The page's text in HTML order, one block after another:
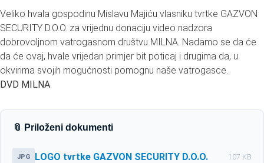
Veliko hvala gospodinu Mislavu Majiću vlasniku tvrtke GAZVON
SECURITY D.O.O. za vrijednu donaciju video nadzora
dobrovoljnom vatrogasnom društvu MILNA. Nadamo se da će
da će ovaj, hvale vrijedan primjer bit poticaj i drugima da, u
okvirima svojih mogućnosti pomognu naše vatrogasce.
DVD MILNA
📎 Priloženi dokumenti
JPG LOGO tvrtke GAZVON SECURITY D.O.O. 107 KB